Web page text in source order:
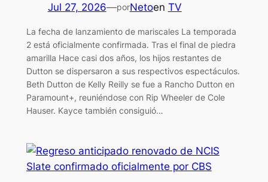
Jul 27, 2026—porNetoen TV
La fecha de lanzamiento de mariscales La temporada
2 está oficialmente confirmada. Tras el final de piedra
amarilla Hace casi dos años, los hijos restantes de
Dutton se dispersaron a sus respectivos espectáculos.
Beth Dutton de Kelly Reilly se fue a Rancho Dutton en
Paramount+, reuniéndose con Rip Wheeler de Cole
Hauser. Kayce también consiguió…